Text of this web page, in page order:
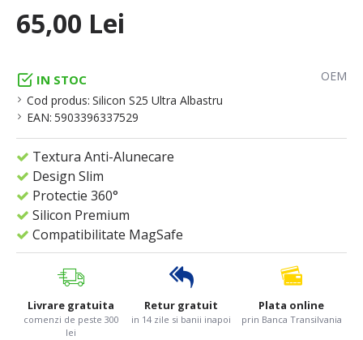
IN STOC
Cod produs: Silicon S25 Ultra Albastru
EAN: 5903396337529
OEM
Textura Anti-Alunecare
Design Slim
Protectie 360°
Silicon Premium
Compatibilitate MagSafe
65,00 Lei
Livrare gratuita
comenzi de peste 300
lei
Retur gratuit
in 14 zile si banii inapoi
Plata online
prin Banca Transilvania